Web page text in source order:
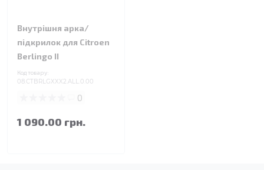
Внутрішня арка/
підкрилок для Citroen
Berlingo II
Код товару:
08.CTBRLGXXX2.ALL.0.00
0
1 090.00 грн.